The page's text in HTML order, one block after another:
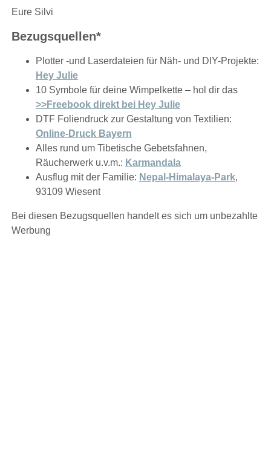
Eure Silvi
Bezugsquellen*
Plotter -und Laserdateien für Näh- und DIY-Projekte:
Hey Julie
10 Symbole für deine Wimpelkette – hol dir das
>>Freebook direkt bei Hey Julie
DTF Foliendruck zur Gestaltung von Textilien:
Online-Druck Bayern
Alles rund um Tibetische Gebetsfahnen,
Räucherwerk u.v.m.: Karmandala
Ausflug mit der Familie: Nepal-Himalaya-Park,
93109 Wiesent
Bei diesen Bezugsquellen handelt es sich um unbezahlte
Werbung